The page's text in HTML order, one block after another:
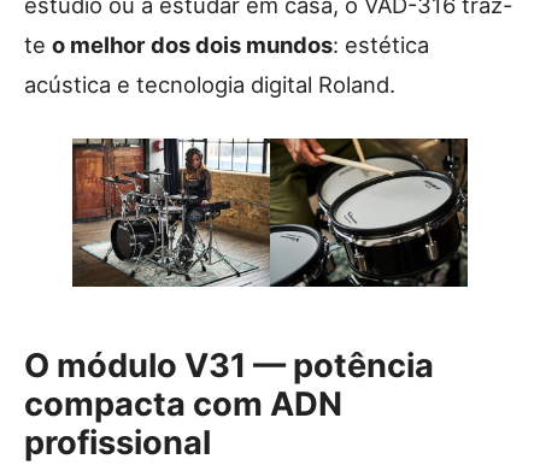
estúdio ou a estudar em casa, o VAD-316 traz-
te o melhor dos dois mundos: estética
acústica e tecnologia digital Roland.
O módulo V31 — potência
compacta com ADN
profissional